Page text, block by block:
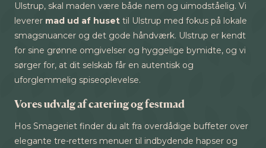
Ulstrup, skal maden være både nem og uimodståelig. Vi
leverer mad ud af huset til Ulstrup med fokus på lokale
smagsnuancer og det gode håndværk. Ulstrup er kendt
for sine grønne omgivelser og hyggelige bymidte, og vi
sørger for, at dit selskab får en autentisk og
uforglemmelig spiseoplevelse.
Vores udvalg af catering og festmad
Hos Smageriet finder du alt fra overdådige buffeter over
elegante tre-retters menuer til indbydende hapser og